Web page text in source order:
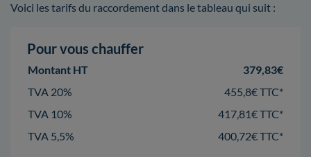
Voici les tarifs du raccordement dans le tableau qui suit :
Pour vous chauffer
Montant HT
379,83€
TVA 20%
455,8€ TTC*
TVA 10%
417,81€ TTC*
TVA 5,5%
400,72€ TTC*